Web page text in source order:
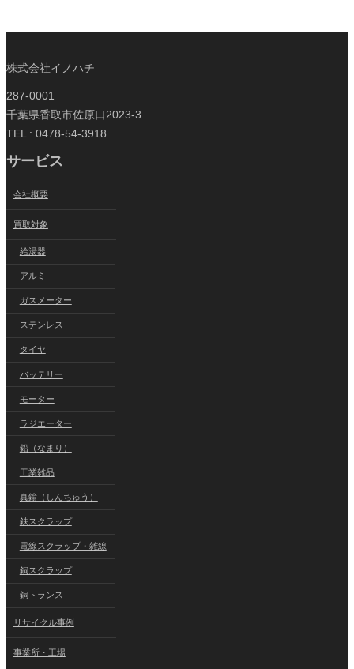
株式会社イノハチ
287-0001
千葉県香取市佐原口2023-3
TEL : 0478-54-3918
サービス
会社概要
買取対象
給湯器
アルミ
ガスメーター
ステンレス
タイヤ
バッテリー
モーター
ラジエーター
鉛（なまり）
工業雑品
真鍮（しんちゅう）
鉄スクラップ
電線スクラップ・雑線
銅スクラップ
銅トランス
リサイクル事例
事業所・工場